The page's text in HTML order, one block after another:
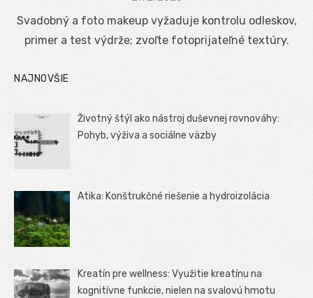
Svadobný a foto makeup vyžaduje kontrolu odleskov,
primer a test výdrže; zvoľte fotoprijateľné textúry.
NAJNOVŠIE
Životný štýl ako nástroj duševnej rovnováhy:
Pohyb, výživa a sociálne väzby
Atika: Konštrukčné riešenie a hydroizolácia
Kreatín pre wellness: Využitie kreatínu na
kognitívne funkcie, nielen na svalovú hmotu